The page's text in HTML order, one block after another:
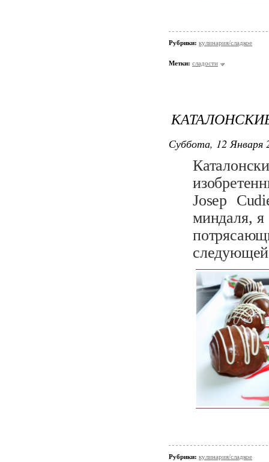
Рубрики: кулинария/сладкое
Метки: сладости
Суббота, 12 Января
Josep
миндаля,
Рубрики: кулинария/сладкое